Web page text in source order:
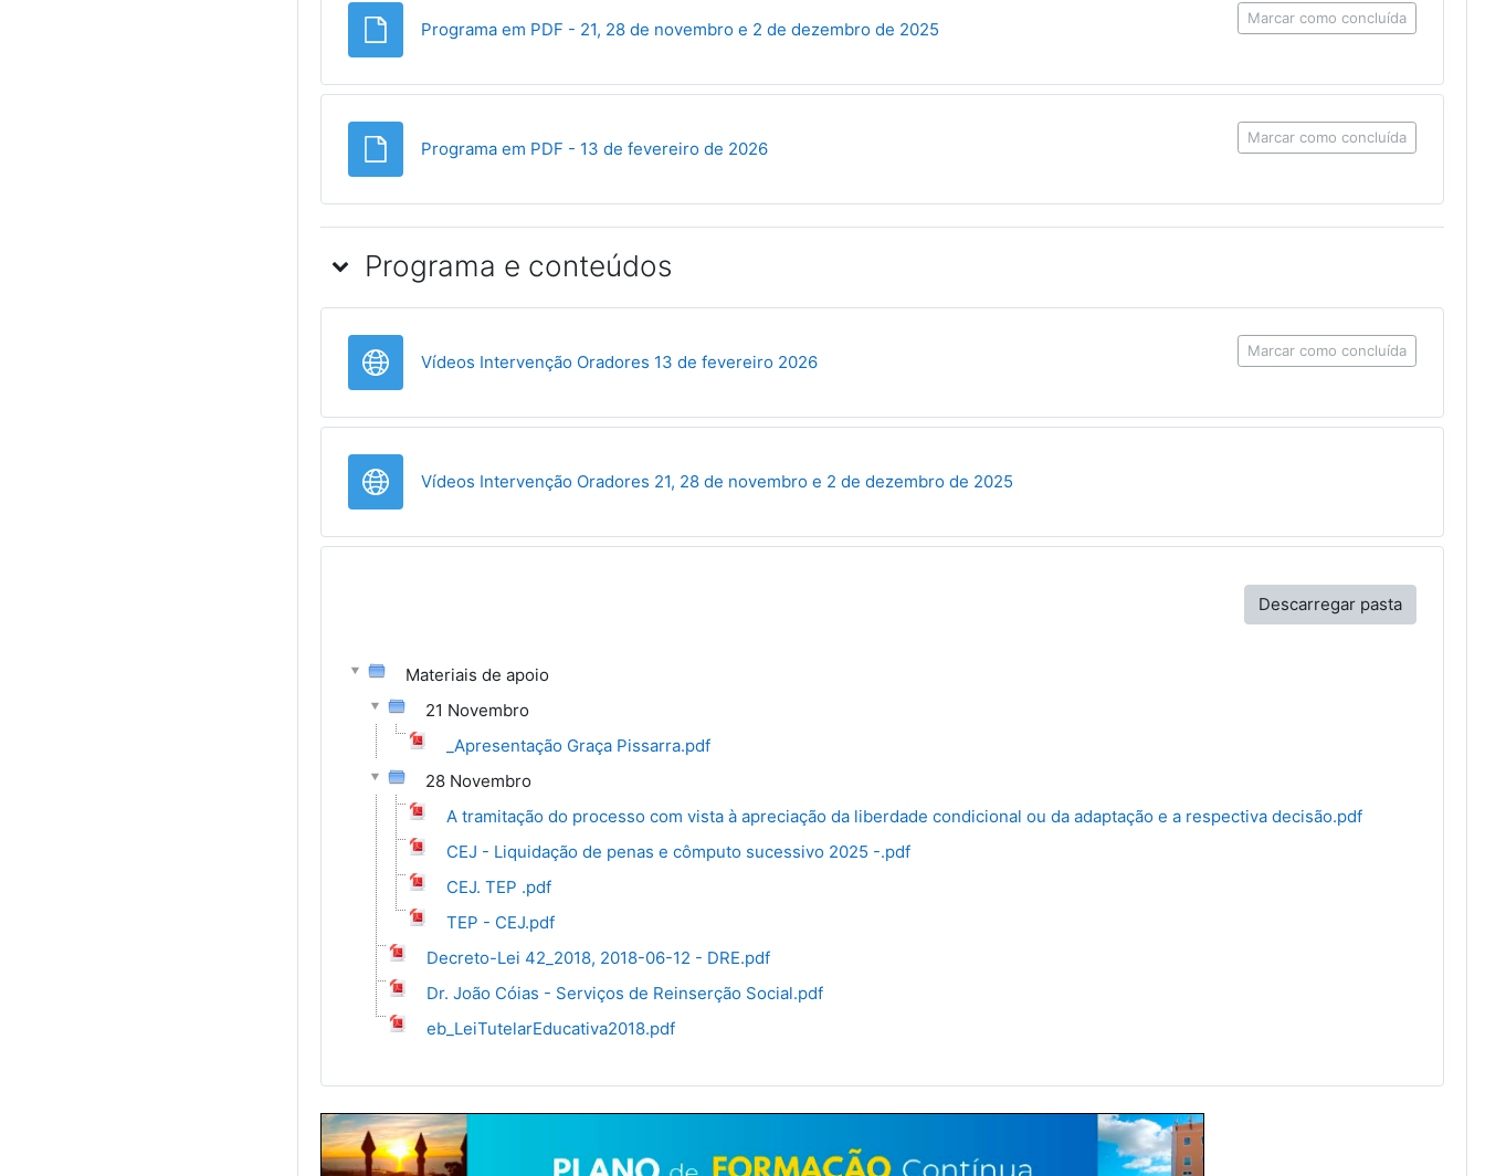
Programa em PDF - 21, 28 de novembro e 2 de dezembro de 2025Ficheiro Marcar como concluída
Programa em PDF - 13 de fevereiro de 2026Ficheiro Marcar como concluída
Programa e conteúdos
Vídeos Intervenção Oradores 13 de fevereiro 2026URL Marcar como concluída
Vídeos Intervenção Oradores 21, 28 de novembro e 2 de dezembro de 2025URL
Descarregar pasta
Materiais de apoio
21 Novembro
_Apresentação Graça Pissarra.pdf
28 Novembro
A tramitação do processo com vista à apreciação da liberdade condicional ou da adaptação e a respectiva decisão.pdf
CEJ - Liquidação de penas e cômputo sucessivo 2025 -.pdf
CEJ. TEP .pdf
TEP - CEJ.pdf
Decreto-Lei 42_2018, 2018-06-12 - DRE.pdf
Dr. João Cóias - Serviços de Reinserção Social.pdf
eb_LeiTutelarEducativa2018.pdf